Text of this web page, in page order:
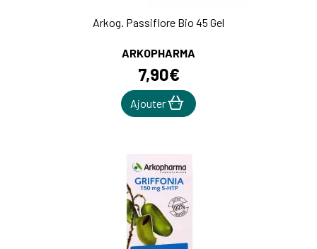
Arkog. Passiflore Bio 45 Gel
ARKOPHARMA
7,90€
Ajouter